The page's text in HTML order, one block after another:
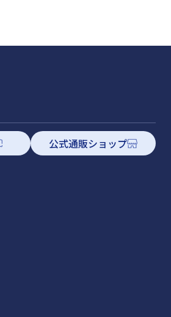
公式通販ショップ